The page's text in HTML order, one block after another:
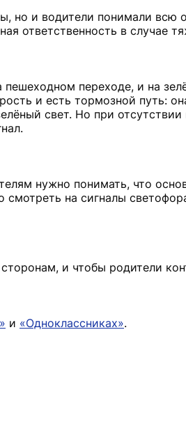
но и водители понимали всю
ответственность в случае
переходе, и на
и есть тормозной путь:
свет. Но при
нужно понимать, что
на сигналы
и чтобы родители
и «Одноклассниках».